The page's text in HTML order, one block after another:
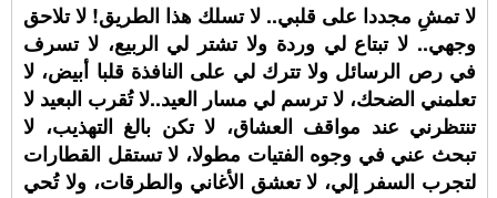
لا تمشِ مجددا على قلبي.. لا تسلك هذا الطريق! لا تلاحق
وجهي.. لا تبتاع لي وردة ولا تشتر لي الربيع، لا تسرف
في رص الرسائل ولا تترك لي على النافذة قلبا أبيض، لا
تعلمني الضحك، لا ترسم لي مسار العيد..لا تُقرب البعيد لا
تنتظرني عند مواقف العشاق، لا تكن بالغ التهذيب، لا
تبحث عني في وجوه الفتيات مطولا، لا تستقل القطارات
لتجرب السفر إلي، لا تعشق الأغاني والطرقات، ولا تُحي